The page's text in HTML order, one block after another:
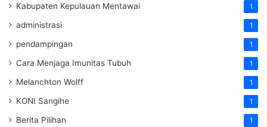
Kabupaten Kepulauan Mentawai 1
administrasi 1
pendampingan 1
Cara Menjaga Imunitas Tubuh 1
Melanchton Wolff 1
KONI Sangihe 1
Berita Pilihan 1